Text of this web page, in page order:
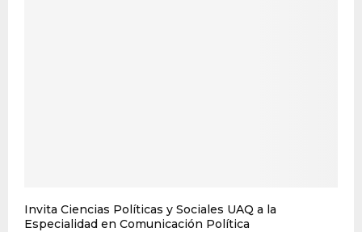
Invita Ciencias Políticas y Sociales UAQ a la
Especialidad en Comunicación Política